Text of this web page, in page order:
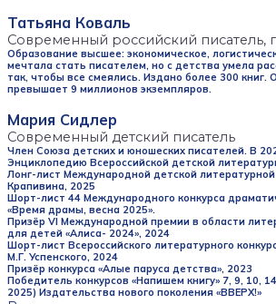
Татьяна Коваль
Современный российский писатель,
Образование высшее: экономическое,
мечтала стать писателем, но с детства умела
так, чтобы все смеялись. Издано более 300
превышает 9 миллионов экземпляров.
Мария Сидлер
Современный детский писатель
Член Союза детских и юношеских писателей. В
Энциклопедию Всероссийской детской
Лонг-лист Международной детской
Крапивина, 2025
Шорт-лист 44 Международного конкурса
«Время драмы, весна 2025».
Призёр VI Международной премии в области
для детей «Алиса- 2024», 2024
Шорт-лист Всероссийского литературного
М.Г. Успенского, 2024
Призёр конкурса «Алые паруса детства», 2023
Победитель конкурсов «Напишем книгу» 7, 9, 10,
2025) Издательства нового поколения «ВВЕРХ!»